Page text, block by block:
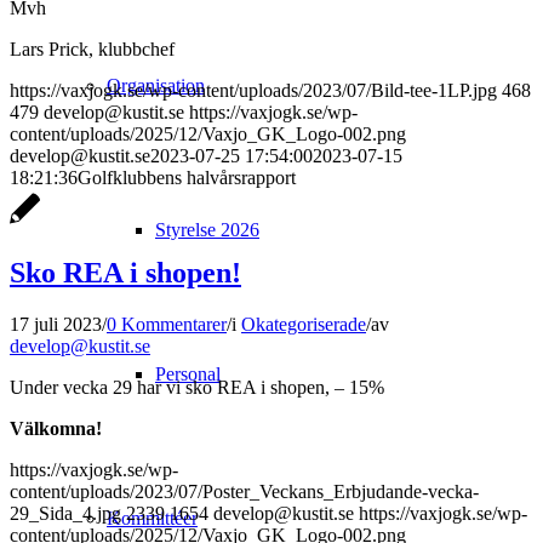
Organisation
Styrelse 2026
Personal
Kommittéer
Mvh
Lars Prick, klubbchef
https://vaxjogk.se/wp-content/uploads/2023/07/Bild-tee-1LP.jpg 468
479 develop@kustit.se https://vaxjogk.se/wp-
content/uploads/2025/12/Vaxjo_GK_Logo-002.png
develop@kustit.se2023-07-25 17:54:002023-07-15
18:21:36Golfklubbens halvårsrapport
Sko REA i shopen!
17 juli 2023/0 Kommentarer/i Okategoriserade/av
develop@kustit.se
Under vecka 29 har vi sko REA i shopen, – 15%
Välkomna!
https://vaxjogk.se/wp-
content/uploads/2023/07/Poster_Veckans_Erbjudande-vecka-
29_Sida_4.jpg 2339 1654 develop@kustit.se https://vaxjogk.se/wp-
content/uploads/2025/12/Vaxjo_GK_Logo-002.png